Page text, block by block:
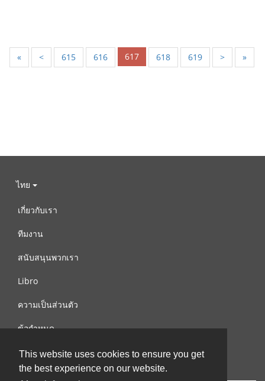
This website uses cookies to ensure you get
the best experience on our website.
« < 615 616 617 618 619 > »
ไทย
เกี่ยวกับเรา
ทีมงาน
สนับสนุนพวกเรา
Libro
ความเป็นส่วนตัว
ข้อกำหนด
ติดต่อเรา